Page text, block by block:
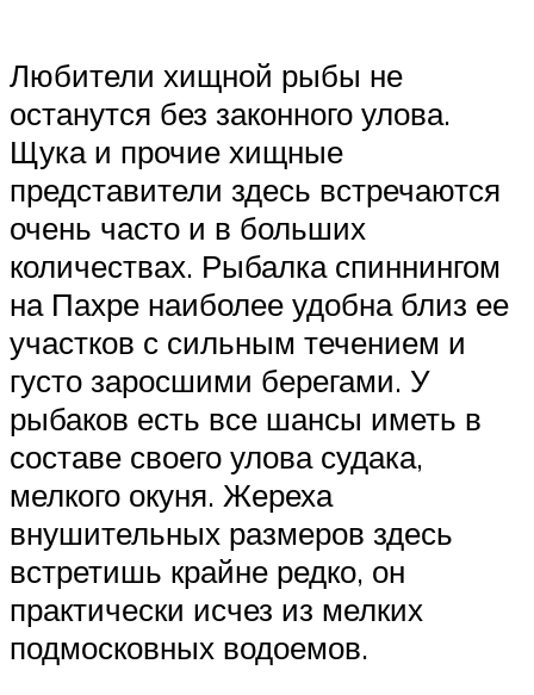
Любители хищной рыбы не
останутся без законного улова.
Щука и прочие хищные
представители здесь встречаются
очень часто и в больших
количествах. Рыбалка спиннингом
на Пахре наиболее удобна близ ее
участков с сильным течением и
густо заросшими берегами. У
рыбаков есть все шансы иметь в
составе своего улова судака,
мелкого окуня. Жереха
внушительных размеров здесь
встретишь крайне редко, он
практически исчез из мелких
подмосковных водоемов.